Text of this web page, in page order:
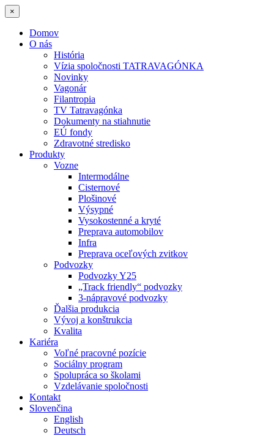
×
Domov
O nás
História
Vízia spoločnosti TATRAVAGÓNKA
Novinky
Vagonár
Filantropia
TV Tatravagónka
Dokumenty na stiahnutie
EÚ fondy
Zdravotné stredisko
Produkty
Vozne
Intermodálne
Cisternové
Plošinové
Výsypné
Vysokostenné a kryté
Preprava automobilov
Infra
Preprava oceľových zvitkov
Podvozky
Podvozky Y25
„Track friendly“ podvozky
3-nápravové podvozky
Ďalšia produkcia
Vývoj a konštrukcia
Kvalita
Kariéra
Voľné pracovné pozície
Sociálny program
Spolupráca so školami
Vzdelávanie spoločnosti
Kontakt
Slovenčina
English
Deutsch